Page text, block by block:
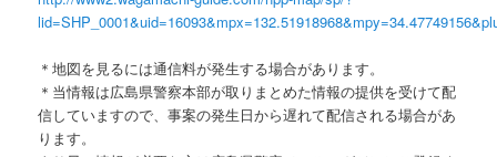
＊地図を見るには通信料が発生する場合があります。
＊当情報は広島県警察本部が取りまとめた情報の提供を受けて配
信していますので、事案の発生日から遅れて配信される場合があ
ります。